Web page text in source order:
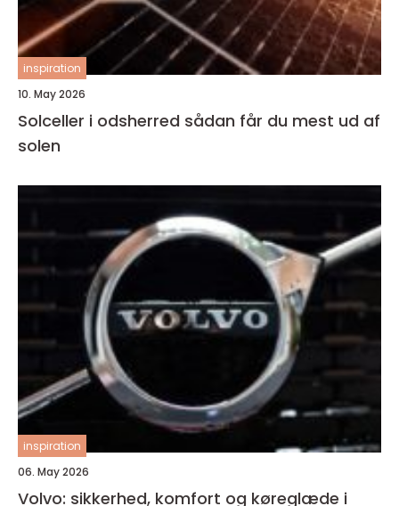
inspiration
10. May 2026
Solceller i odsherred sådan får du mest ud af
solen
inspiration
06. May 2026
Volvo: sikkerhed, komfort og køreglæde i